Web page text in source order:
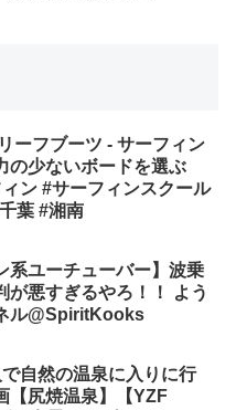
ーフブーツ - サーフィン
の少ないボードを選ぶ
ン #サーフィンスクール
葉 #湘南
系ユーチューバー】波乗
が悪すぎるやろ！！ よう
ル@SpiritKooks
自然の温泉に入りに行
【尻焼温泉】【YZF